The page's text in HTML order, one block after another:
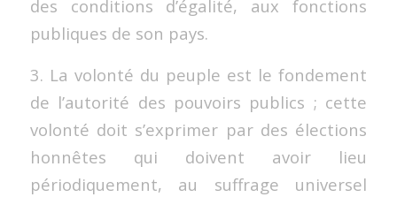
des conditions d’égalité, aux fonctions
publiques de son pays.
3. La volonté du peuple est le fondement
de l’autorité des pouvoirs publics ; cette
volonté doit s’exprimer par des élections
honnêtes qui doivent avoir lieu
périodiquement, au suffrage universel